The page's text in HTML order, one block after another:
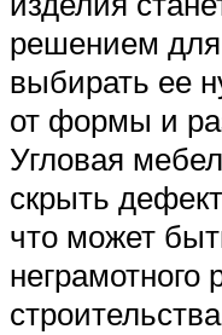
решением
выбирать ее
от формы и
Угловая
скрыть
что может